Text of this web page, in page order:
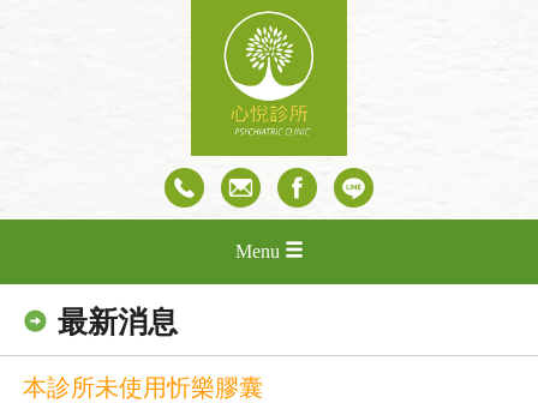
Menu
最新消息
本診所未使用忻樂膠囊